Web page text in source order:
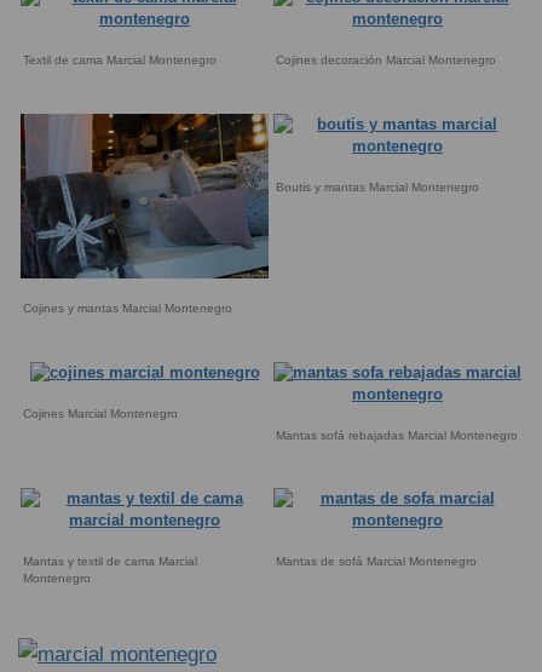
Textil de cama Marcial Montenegro Cojines decoración Marcial Montenegro
Cojines y mantas Marcial Montenegro
Boutis y mantas Marcial Montenegro
Cojines Marcial Montenegro
Mantas sofá rebajadas Marcial Montenegro
Mantas y textil de cama Marcial
Montenegro
Mantas de sofá Marcial Montenegro